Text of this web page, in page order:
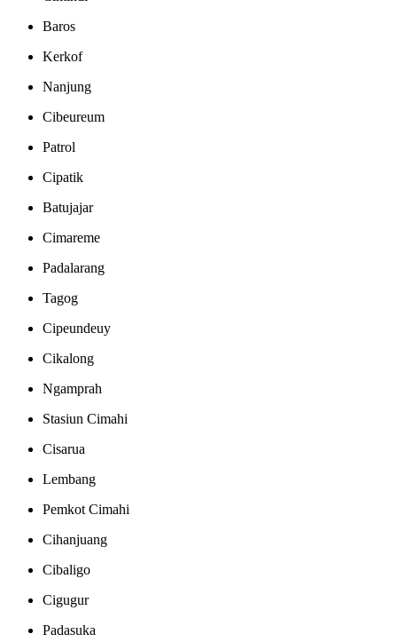
Baros
Kerkof
Nanjung
Cibeureum
Patrol
Cipatik
Batujajar
Cimareme
Padalarang
Tagog
Cipeundeuy
Cikalong
Ngamprah
Stasiun Cimahi
Cisarua
Lembang
Pemkot Cimahi
Cihanjuang
Cibaligo
Cigugur
Padasuka